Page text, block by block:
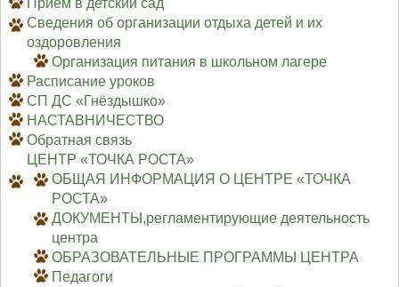
Сведения об организации отдыха детей и их
оздоровления
Организация питания в школьном лагере
Расписание уроков
СП ДС «Гнёздышко»
НАСТАВНИЧЕСТВО
Обратная связь
ЦЕНТР «ТОЧКА РОСТА»
ОБЩАЯ ИНФОРМАЦИЯ О ЦЕНТРЕ «ТОЧКА
РОСТА»
ДОКУМЕНТЫ,регламентирующие деятельность
центра
ОБРАЗОВАТЕЛЬНЫЕ ПРОГРАММЫ ЦЕНТРА
Педагоги